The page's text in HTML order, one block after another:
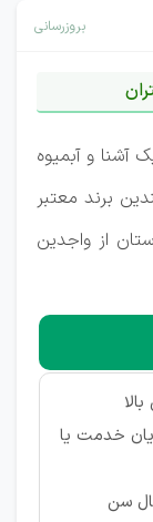
بروزرسانی
آشنا و آبمیوه
برند معتبر
از واجدین
خدمت یا